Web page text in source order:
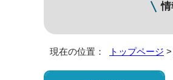
現在の位置： トップページ >